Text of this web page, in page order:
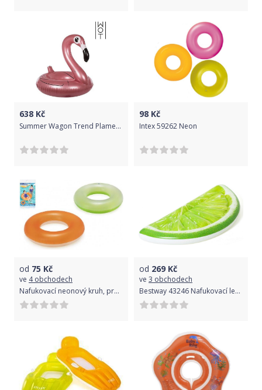
638 Kč
Summer Wagon Trend Plameňák
98 Kč
Intex 59262 Neon
od 75 Kč
ve 4 obchodech
Nafukovací neonový kruh, průměr 91 cm
od 269 Kč
ve 3 obchodech
Bestway 43246 Nafukovací lehátko Limetka 171 x 89 cm